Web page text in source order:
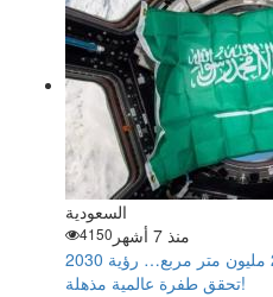
السعودية
منذ 7 أشهر
4150
ترامب يغزو السعودية بمشروع 2.6 مليون متر مربع… رؤية 2030
تحقق طفرة عالمية مذهلة!